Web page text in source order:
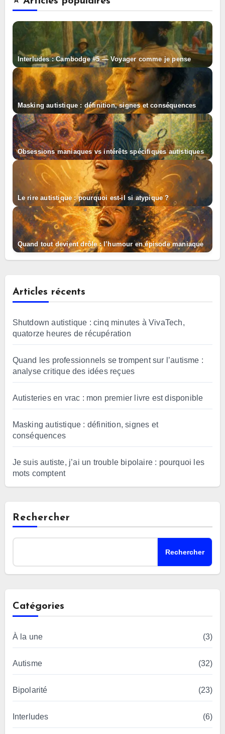
Interludes : Cambodge #5 — Voyager comme je pense
Masking autistique : définition, signes et conséquences
Obsessions maniaques vs intérêts spécifiques autistiques
Le rire autistique : pourquoi est-il si atypique ?
Quand tout devient drôle : l’humour en épisode maniaque
Articles récents
Shutdown autistique : cinq minutes à VivaTech,
quatorze heures de récupération
Quand les professionnels se trompent sur l’autisme :
analyse critique des idées reçues
Autisteries en vrac : mon premier livre est disponible
Masking autistique : définition, signes et
conséquences
Je suis autiste, j’ai un trouble bipolaire : pourquoi les
mots comptent
Rechercher
Rechercher
Catégories
À la une (3)
Autisme (32)
Bipolarité (23)
Interludes (6)